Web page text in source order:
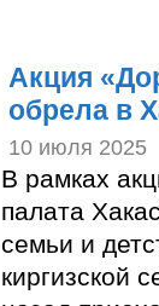
Акция
обрела в
10 июля 2025
В рамках
палата
семьи и
киргизской